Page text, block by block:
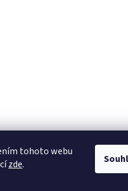
tohoto webu
zde.